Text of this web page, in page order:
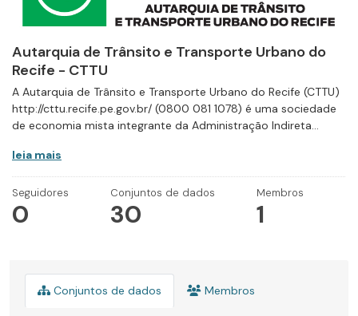
Autarquia de Trânsito e Transporte Urbano do
Recife - CTTU
A Autarquia de Trânsito e Transporte Urbano do Recife (CTTU)
http://cttu.recife.pe.gov.br/ (0800 081 1078) é uma sociedade
de economia mista integrante da Administração Indireta...
leia mais
Seguidores
0
Conjuntos de dados
30
Membros
1
Conjuntos de dados Membros